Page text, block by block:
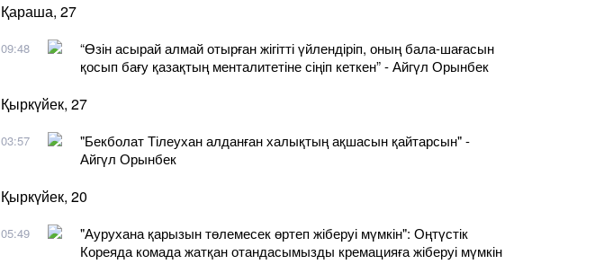
Қараша, 27
09:48
“Өзін асырай алмай отырған жігітті үйлендіріп, оның бала-шағасын
қосып бағу қазақтың менталитетіне сіңіп кеткен” - Айгүл Орынбек
Қыркүйек, 27
03:57
"Бекболат Тілеухан алданған халықтың ақшасын қайтарсын" -
Айгүл Орынбек
Қыркүйек, 20
05:49
"Аурухана қарызын төлемесек өртеп жіберуі мүмкін": Оңтүстік
Кореяда комада жатқан отандасымызды кремацияға жіберуі мүмкін